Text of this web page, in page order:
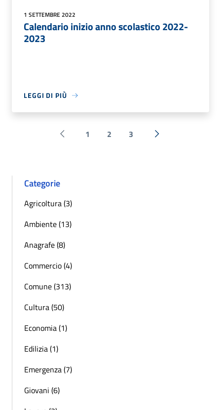
1 SETTEMBRE 2022
Calendario inizio anno scolastico 2022-
2023
LEGGI DI PIÙ
Pagina precedente
1 2 3 Successiva »
Categorie
Agricoltura (3)
Ambiente (13)
Anagrafe (8)
Commercio (4)
Comune (313)
Cultura (50)
Economia (1)
Edilizia (1)
Emergenza (7)
Giovani (6)